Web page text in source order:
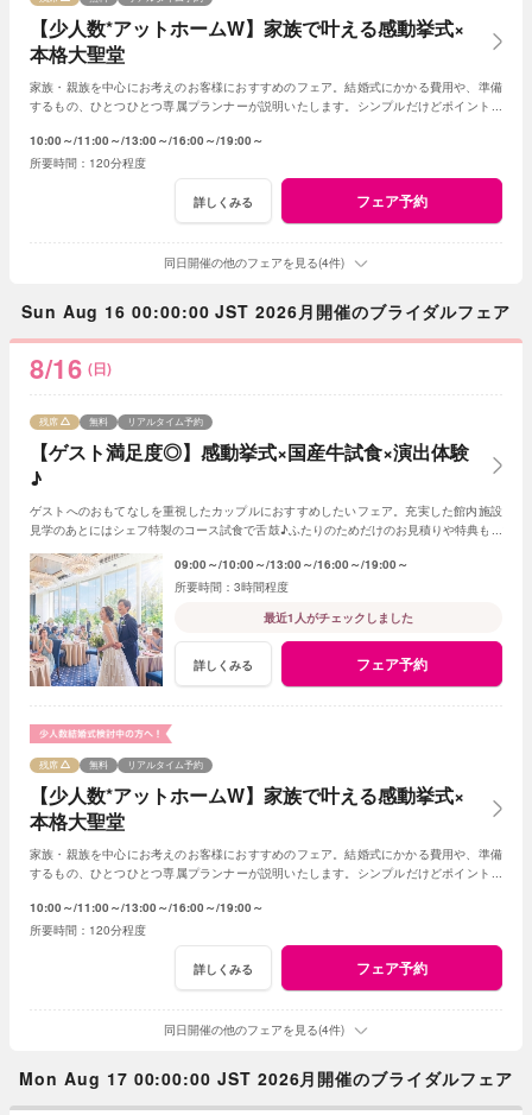
【少人数*アットホームW】家族で叶える感動挙式×
本格大聖堂
家族・親族を中心にお考えのお客様におすすめのフェア。結婚式にかかる費用や、準備
するもの、ひとつひとつ専属プランナーが説明いたします。シンプルだけどポイントを
10:00～ 11:00～ 13:00～ 16:00～ 19:00～
120分程度
詳しくみる フェア予約
同日開催の他のフェアを見る(4件)
Sun Aug 16 00:00:00 JST 2026月開催のブライダルフェア
8/16 (日)
【ゲスト満足度◎】感動挙式×国産牛試食×演出体験
♪
残席 無料 リアルタイム予約
ゲストへのおもてなしを重視したカップルにおすすめしたいフェア。充実した館内施設
見学のあとにはシェフ特製のコース試食で舌鼓♪ふたりのためだけのお見積りや特典もご
09:00～ 10:00～ 13:00～ 16:00～ 19:00～
3時間程度
最近1人がチェックしました
詳しくみる フェア予約
【少人数*アットホームW】家族で叶える感動挙式×
本格大聖堂
残席 無料 リアルタイム予約
家族・親族を中心にお考えのお客様におすすめのフェア。結婚式にかかる費用や、準備
するもの、ひとつひとつ専属プランナーが説明いたします。シンプルだけどポイントを
10:00～ 11:00～ 13:00～ 16:00～ 19:00～
120分程度
詳しくみる フェア予約
同日開催の他のフェアを見る(4件)
Mon Aug 17 00:00:00 JST 2026月開催のブライダルフェア